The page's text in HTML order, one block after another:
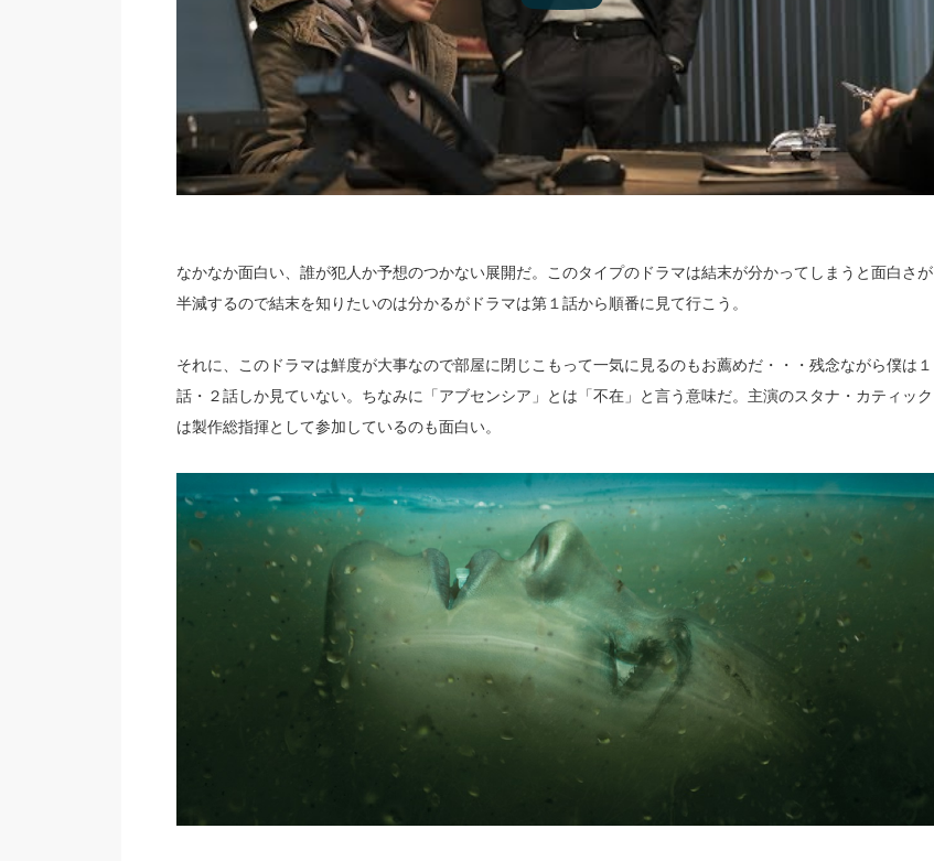
なかなか面白い、誰が犯人か予想のつかない展開だ。このタイプのドラマは結末が分かってしまうと面白さが
半減するので結末を知りたいのは分かるがドラマは第１話から順番に見て行こう。
それに、このドラマは鮮度が大事なので部屋に閉じこもって一気に見るのもお薦めだ・・・残念ながら僕は１
話・２話しか見ていない。ちなみに「アブセンシア」とは「不在」と言う意味だ。主演のスタナ・カティック
は製作総指揮として参加しているのも面白い。